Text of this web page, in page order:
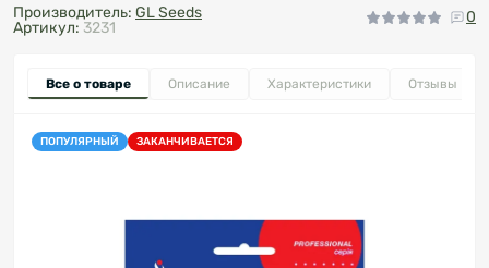
Производитель: GL Seeds
Артикул: 3231
0
Все о товаре Описание Характеристики Отзывы
ПОПУЛЯРНЫЙ ЗАКАНЧИВАЕТСЯ